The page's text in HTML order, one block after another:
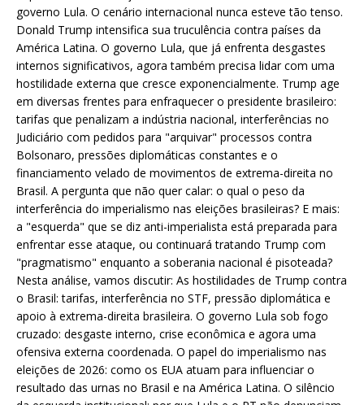
governo Lula. O cenário internacional nunca esteve tão tenso.
Donald Trump intensifica sua truculência contra países da
América Latina. O governo Lula, que já enfrenta desgastes
internos significativos, agora também precisa lidar com uma
hostilidade externa que cresce exponencialmente. Trump age
em diversas frentes para enfraquecer o presidente brasileiro:
tarifas que penalizam a indústria nacional, interferências no
Judiciário com pedidos para "arquivar" processos contra
Bolsonaro, pressões diplomáticas constantes e o
financiamento velado de movimentos de extrema-direita no
Brasil. A pergunta que não quer calar: o qual o peso da
interferência do imperialismo nas eleições brasileiras? E mais:
a "esquerda" que se diz anti-imperialista está preparada para
enfrentar esse ataque, ou continuará tratando Trump com
"pragmatismo" enquanto a soberania nacional é pisoteada?
Nesta análise, vamos discutir: As hostilidades de Trump contra
o Brasil: tarifas, interferência no STF, pressão diplomática e
apoio à extrema-direita brasileira. O governo Lula sob fogo
cruzado: desgaste interno, crise econômica e agora uma
ofensiva externa coordenada. O papel do imperialismo nas
eleições de 2026: como os EUA atuam para influenciar o
resultado das urnas no Brasil e na América Latina. O silêncio